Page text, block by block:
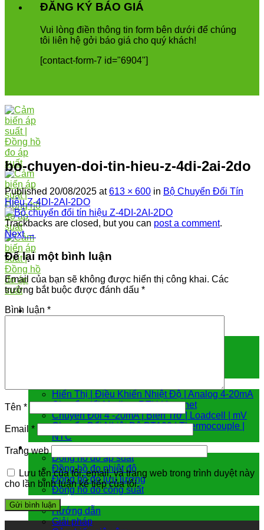
ĐĂNG KÝ BÁO GIÁ
Vui òng điền thông tin form bên dưới để chúng
tôi liên hệ gởi báo giá cho quý khách!
[contact-form-7 id="6904"]
Hiển Thị | Điều Khiển Nhiệt Độ | Analog 4-20mA
Chuyển đổi Modbus RTU | Internet
Chuyển Đổi 4 -20mA | Biến Trở | Loadcell | mV
Chuyển Đổi Nhiệt Độ PT100 | Thermocouple |
NTC
Đồng hồ đo
Đồng hồ đo áp suất
Đồng hồ đo nhiệt độ
Đồng hồ đo lưu lượng
Đồng hồ đo công suất
Hướng dẫn & giải pháp
Hướng dẫn
Giải pháp
bo-chuyen-doi-tin-hieu-z-4di-2ai-2do
Published 20/08/2025 at613 × 600 in Bộ Chuyển Đổi Tín
Hiệu Z-4DI-2AI-2DO
Trackbacks are closed, but you can post a comment.
Next→
Để lại một bình luận
Email của bạn sẽ không được hiển thị công khai. Các
trường bắt buộc được đánh dấu *
Bình luận *
Tên *
Email *
Trang web
Lưu tên của tôi, email, và trang web trong trình duyệt này
cho lần bình luận kế tiếp của tôi.